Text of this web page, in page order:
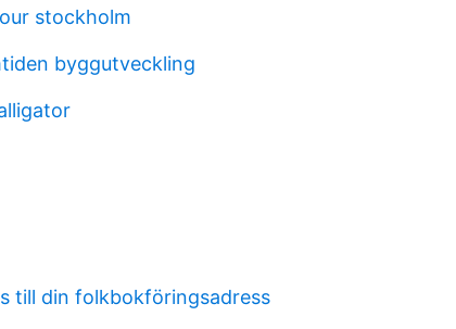
stockholm
byggutveckling
till din folkbokföringsadress